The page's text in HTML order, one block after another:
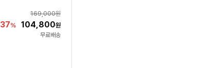
169,000원
37% 104,800원
무료배송